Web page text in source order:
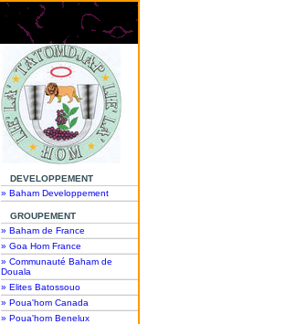
DEVELOPPEMENT
» Baham Developpement
GROUPEMENT
» Baham de France
» Goa Hom France
» Communauté Baham de
Douala
» Elites Batossouo
» Poua'hom Canada
» Poua'hom Benelux